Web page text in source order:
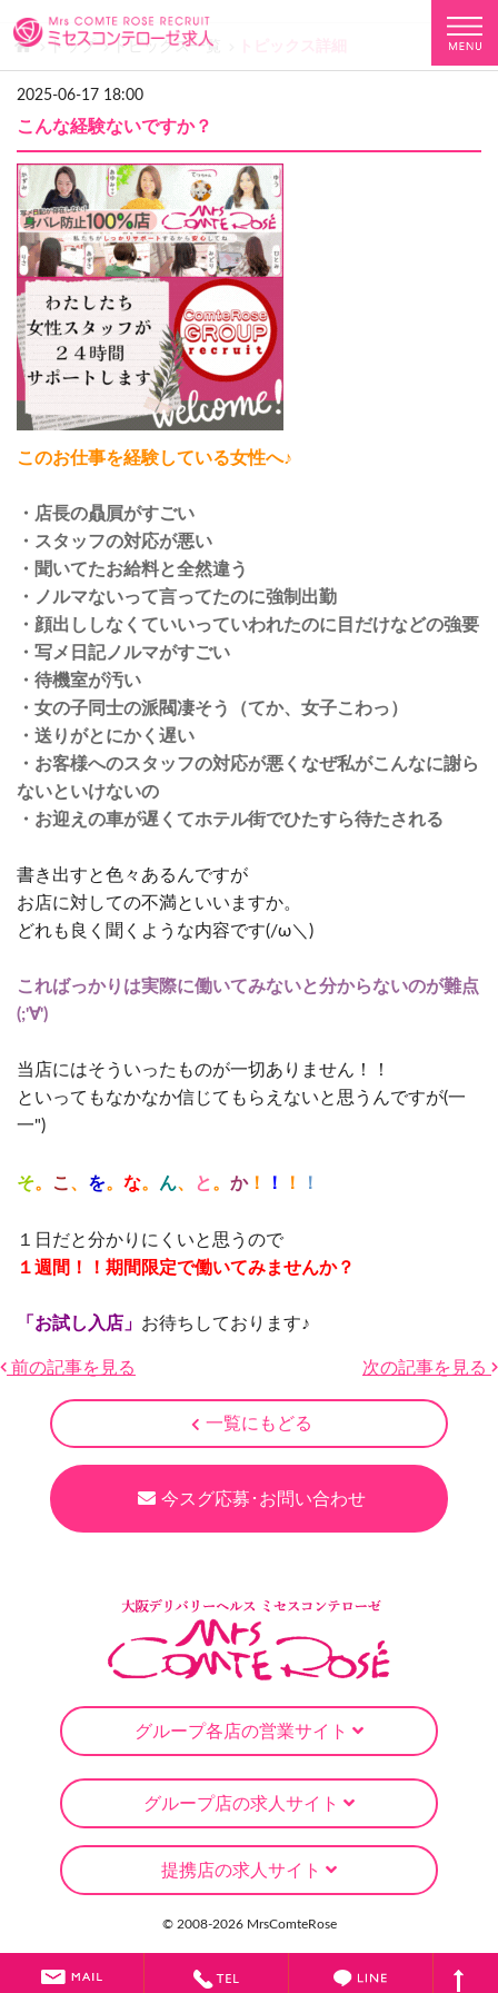
トップ トピックス一覧
2025-06-17 18:00
こんな経験ないですか？
このお仕事を経験している女性へ♪
・店長の贔屓がすごい
・スタッフの対応が悪い
・聞いてたお給料と全然違う
・ノルマないって言ってたのに強制出勤
・顔出ししなくていいっていわれたのに目だけなどの強要
・写メ日記ノルマがすごい
・待機室が汚い
・女の子同士の派閥凄そう（てか、女子こわっ）
・送りがとにかく遅い
・お客様へのスタッフの対応が悪くなぜ私がこんなに謝ら
ないといけないの
・お迎えの車が遅くてホテル街でひたすら待たされる
書き出すと色々あるんですが
お店に対しての不満といいますか。
どれも良く聞くような内容です(/ω＼)
こればっかりは実際に働いてみないと分からないのが難点
(;'∀')
当店にはそういったものが一切ありません！！
といってもなかなか信じてもらえないと思うんですが(一
一")
そ。 こ 、 を。 な。 ん、 と。 か！ ！ ！ ！
１日だと分かりにくいと思うので
１週間！！期間限定で働いてみませんか？
「お試し入店」 お待ちしております♪
前の記事を見る 次の記事を見る
一覧にもどる
今スグ応募･お問い合わせ
グループ各店の営業サイト
グループ店の求人サイト
提携店の求人サイト
© 2008-2026 MrsComteRose